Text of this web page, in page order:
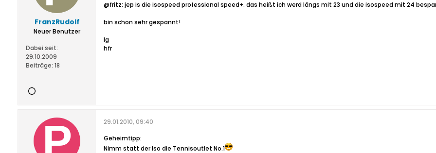
FranzRudolf
Neuer Benutzer
Dabei seit:
29.10.2009
Beiträge: 18
@fritz: jep is die isospeed professional speed+. das heißt ich werd längs mit 23 und die isospeed mit 24
bin schon sehr gespannt!
lg
hfr
29.01.2010, 09:40
Geheimtipp:
Nimm statt der Iso die Tennisoutlet No.1